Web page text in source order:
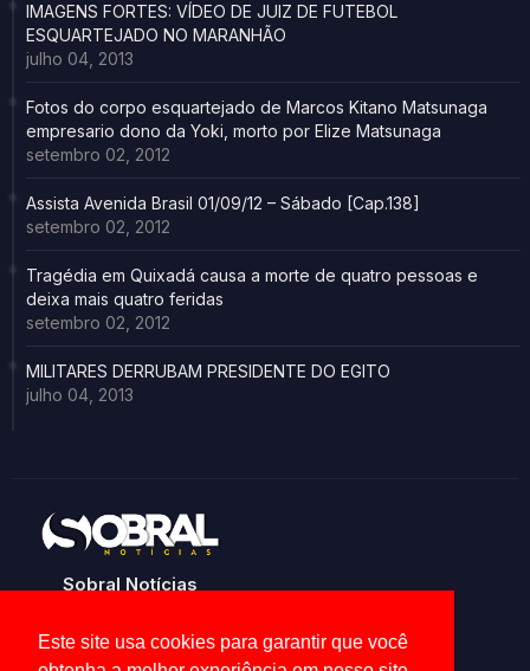
Este site usa cookies para garantir que você
IMAGENS FORTES: VÍDEO DE JUIZ DE FUTEBOL
ESQUARTEJADO NO MARANHÃO
julho 04, 2013
Fotos do corpo esquartejado de Marcos Kitano Matsunaga
empresario dono da Yoki, morto por Elize Matsunaga
setembro 02, 2012
Assista Avenida Brasil 01/09/12 – Sábado [Cap.138]
setembro 02, 2012
Tragédia em Quixadá causa a morte de quatro pessoas e
deixa mais quatro feridas
setembro 02, 2012
MILITARES DERRUBAM PRESIDENTE DO EGITO
julho 04, 2013
Sobral Notícias